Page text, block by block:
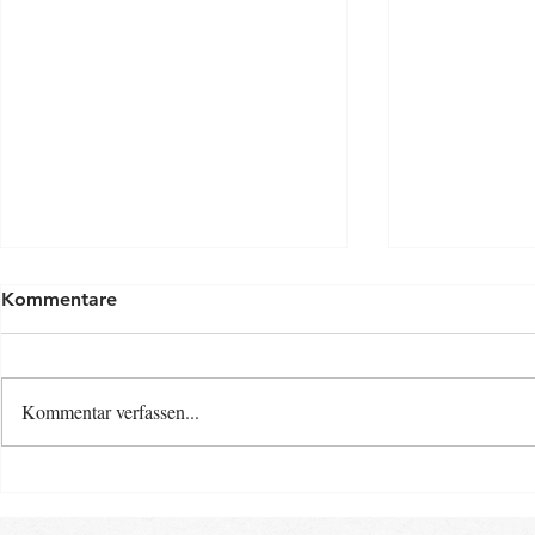
Kommentare
Kommentar verfassen...